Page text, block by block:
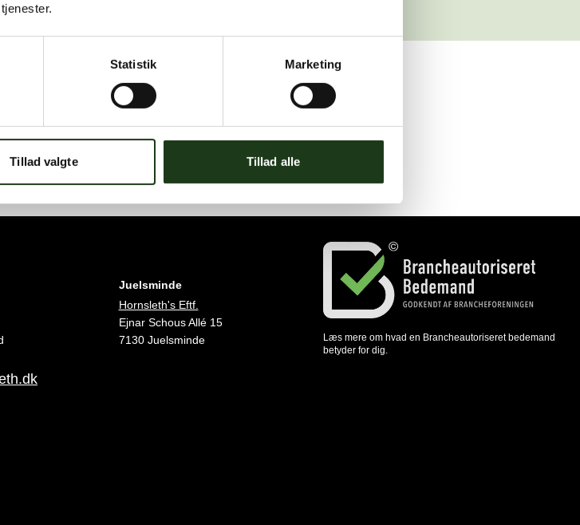
Statistik Marketing
Tillad valgte Tillad alle
brug for hjælp?
kontakte os, hvis du har spørgsmål eller brug for assistance.
Find nærmeste afdeling
Juelsminde
Hornsleth's Eftf.
Ejnar Schous Allé 15
7130 Juelsminde
Læs mere om hvad en Brancheautoriseret bedemand
betyder for dig.